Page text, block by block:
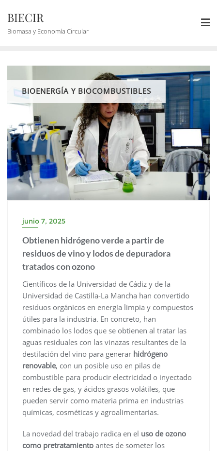
BIECIR
Biomasa y Economía Circular
BIOENERGÍA Y BIOCOMBUSTIBLES
junio 7, 2025
Obtienen hidrógeno verde a partir de
residuos de vino y lodos de depuradora
tratados con ozono
Científicos de la Universidad de Cádiz y de la
Universidad de Castilla-La Mancha han convertido
residuos orgánicos en energía limpia y compuestos
útiles para la industria. En concreto, han
combinado los lodos que se obtienen al tratar las
aguas residuales con las vinazas resultantes de la
destilación del vino para generar hidrógeno
renovable, con un posible uso en pilas de
combustible para producir electricidad o inyectado
en redes de gas, y ácidos grasos volátiles, que
pueden servir como materia prima en industrias
químicas, cosméticas y agroalimentarias.
La novedad del trabajo radica en el uso de ozono
como pretratamiento antes de someter los